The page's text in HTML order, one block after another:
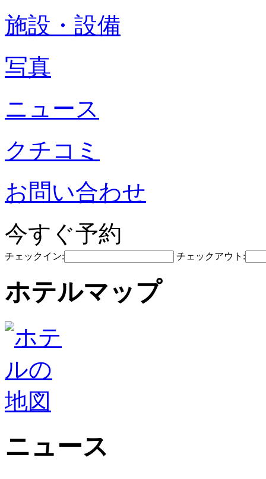
施設・設備
写真
ニュース
クチコミ
お問い合わせ
今すぐ予約
チェックイン: チェックアウト:
ホテルマップ
ニュース